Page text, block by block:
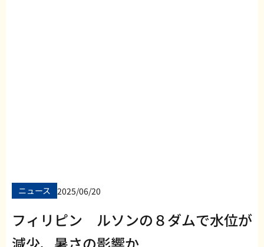
ニュース 2025/06/20
フィリピン ルソンの８ダムで水位が